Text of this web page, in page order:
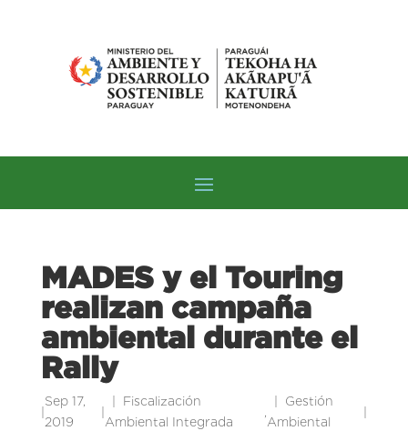
MADES y el Touring
realizan campaña
ambiental durante el
Rally
|
Sep 17,
2019
|
Fiscalización
Ambiental Integrada
,
Gestión
Ambiental
|